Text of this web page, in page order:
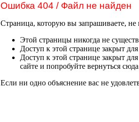
Ошибка 404 / Файл не найден
Страница, которую вы запрашиваете,
Этой страницы никогда не
Доступ к этой странице закрыт для
Доступ к этой странице закрыт
сайте и попробуйте вернуться сюда
Если ни одно объяснение вас не